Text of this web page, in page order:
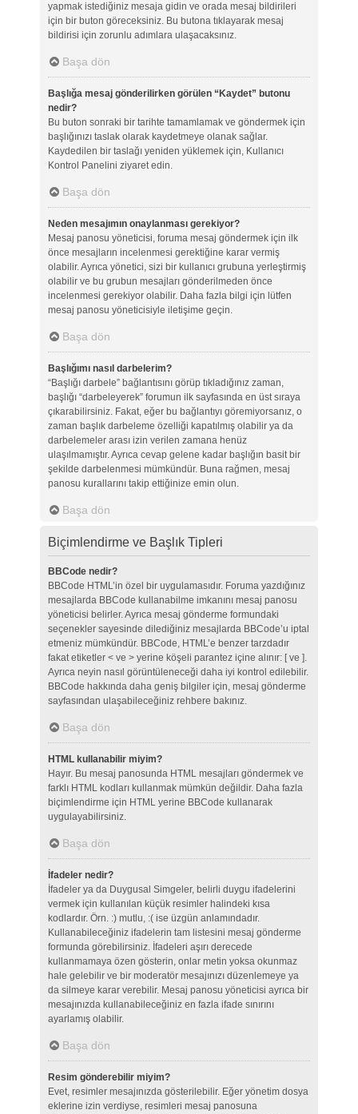
yapmak istediğiniz mesaja gidin ve orada mesaj bildirileri
için bir buton göreceksiniz. Bu butona tıklayarak mesaj
bildirisi için zorunlu adımlara ulaşacaksınız.
Başa dön
Başlığa mesaj gönderilirken görülen “Kaydet” butonu
nedir?
Bu buton sonraki bir tarihte tamamlamak ve göndermek için
başlığınızı taslak olarak kaydetmeye olanak sağlar.
Kaydedilen bir taslağı yeniden yüklemek için, Kullanıcı
Kontrol Panelini ziyaret edin.
Başa dön
Neden mesajımın onaylanması gerekiyor?
Mesaj panosu yöneticisi, foruma mesaj göndermek için ilk
önce mesajların incelenmesi gerektiğine karar vermiş
olabilir. Ayrıca yönetici, sizi bir kullanıcı grubuna yerleştirmiş
olabilir ve bu grubun mesajları gönderilmeden önce
incelenmesi gerekiyor olabilir. Daha fazla bilgi için lütfen
mesaj panosu yöneticisiyle iletişime geçin.
Başa dön
Başlığımı nasıl darbelerim?
“Başlığı darbele” bağlantısını görüp tıkladığınız zaman,
başlığı “darbeleyerek” forumun ilk sayfasında en üst sıraya
çıkarabilirsiniz. Fakat, eğer bu bağlantıyı göremiyorsanız, o
zaman başlık darbeleme özelliği kapatılmış olabilir ya da
darbelemeler arası izin verilen zamana henüz
ulaşılmamıştır. Ayrıca cevap gelene kadar başlığın basit bir
şekilde darbelenmesi mümkündür. Buna rağmen, mesaj
panosu kurallarını takip ettiğinize emin olun.
Başa dön
Biçimlendirme ve Başlık Tipleri
BBCode nedir?
BBCode HTML’in özel bir uygulamasıdır. Foruma yazdığınız
mesajlarda BBCode kullanabilme imkanını mesaj panosu
yöneticisi belirler. Ayrıca mesaj gönderme formundaki
seçenekler sayesinde dilediğiniz mesajlarda BBCode’u iptal
etmeniz mümkündür. BBCode, HTML’e benzer tarzdadır
fakat etiketler < ve > yerine köşeli parantez içine alınır: [ ve ].
Ayrıca neyin nasıl görüntüleneceği daha iyi kontrol edilebilir.
BBCode hakkında daha geniş bilgiler için, mesaj gönderme
sayfasından ulaşabileceğiniz rehbere bakınız.
Başa dön
HTML kullanabilir miyim?
Hayır. Bu mesaj panosunda HTML mesajları göndermek ve
farklı HTML kodları kullanmak mümkün değildir. Daha fazla
biçimlendirme için HTML yerine BBCode kullanarak
uygulayabilirsiniz.
Başa dön
İfadeler nedir?
İfadeler ya da Duygusal Simgeler, belirli duygu ifadelerini
vermek için kullanılan küçük resimler halindeki kısa
kodlardır. Örn. :) mutlu, :( ise üzgün anlamındadır.
Kullanabileceğiniz ifadelerin tam listesini mesaj gönderme
formunda görebilirsiniz. İfadeleri aşırı derecede
kullanmamaya özen gösterin, onlar metin yoksa okunmaz
hale gelebilir ve bir moderatör mesajınızı düzenlemeye ya
da silmeye karar verebilir. Mesaj panosu yöneticisi ayrıca bir
mesajınızda kullanabileceğiniz en fazla ifade sınırını
ayarlamış olabilir.
Başa dön
Resim gönderebilir miyim?
Evet, resimler mesajınızda gösterilebilir. Eğer yönetim dosya
eklerine izin verdiyse, resimleri mesaj panosuna